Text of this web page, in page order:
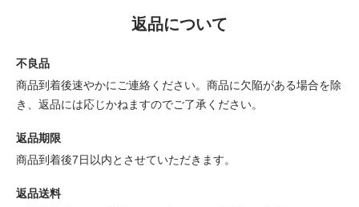
返品について
不良品
商品到着後速やかにご連絡ください。商品に欠陥がある場合を除
き、返品には応じかねますのでご了承ください。
返品期限
商品到着後7日以内とさせていただきます。
返品送料